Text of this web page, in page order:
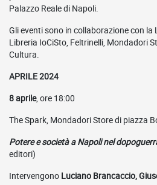
Palazzo Reale di Napoli.
Gli eventi sono in collaborazione con la
Libreria IoCiSto, Feltrinelli, Mondadori
Cultura.
APRILE 2024
8 aprile, ore 18:00
The Spark, Mondadori Store di piazza
Potere e società a Napoli nel
editori)
Intervengono Luciano Brancaccio,